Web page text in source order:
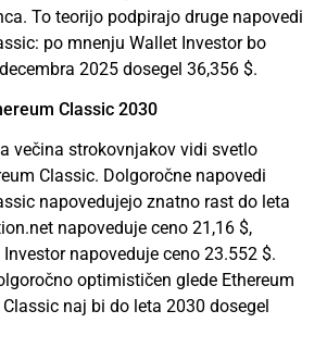
To teorijo podpirajo druge napovedi
po mnenju Wallet Investor bo
2025 dosegel 36,356 $.
Classic 2030
večina strokovnjakov vidi svetlo
Classic. Dolgoročne napovedi
napovedujejo znatno rast do leta
napoveduje ceno 21,16 $,
napoveduje ceno 23.552 $.
optimističen glede Ethereum
naj bi do leta 2030 dosegel